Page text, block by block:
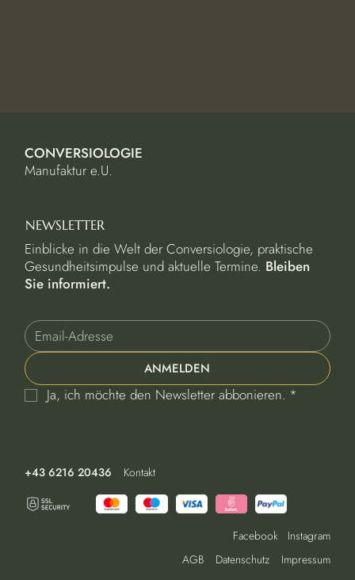
Facebook
Instagram
AGB
Datenschutz Impressum
+43 6216 20436 Kontakt
CONVERSIOLOGIE
Manufaktur e.U.
NEWSLETTER
Einblicke in die Welt der Conversiologie, praktische
Gesundheitsimpulse und aktuelle Termine. Bleiben
Sie informiert.
ANMELDEN
Ja, ich möchte den Newsletter abbonieren. *